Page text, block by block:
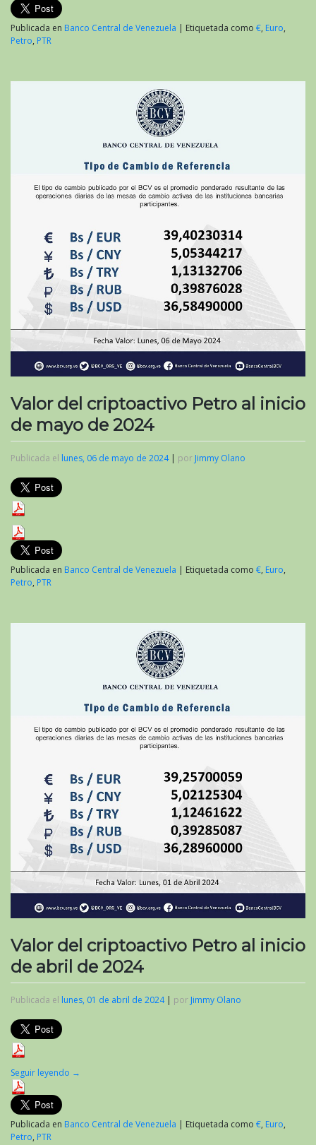
Publicada en Banco Central de Venezuela | Etiquetada como €, Euro,
Petro, PTR
Valor del criptoactivo Petro al inicio
de mayo de 2024
Publicada el lunes, 06 de mayo de 2024| por Jimmy Olano
Publicada en Banco Central de Venezuela | Etiquetada como €, Euro,
Petro, PTR
Valor del criptoactivo Petro al inicio
de abril de 2024
Publicada el lunes, 01 de abril de 2024| por Jimmy Olano
Seguir leyendo →
Publicada en Banco Central de Venezuela | Etiquetada como €, Euro,
Petro, PTR